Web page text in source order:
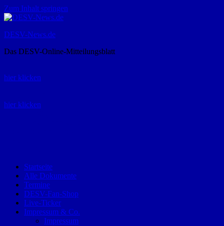
Zum Inhalt springen
DESV-News.de
Das DESV-Online-Mitteilungsblatt
hier klicken
hier klicken
Startseite
Alle Dokumente
Termine
DESV-Fan-Shop
Live-Ticker
Impressum & Co.
Impressum